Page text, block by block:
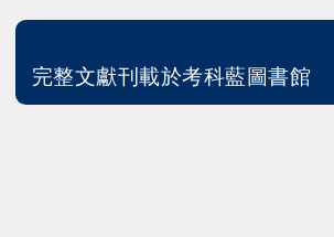
完整文獻刊載於考科藍圖書館